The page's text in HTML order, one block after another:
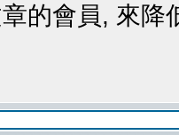
的會員, 來